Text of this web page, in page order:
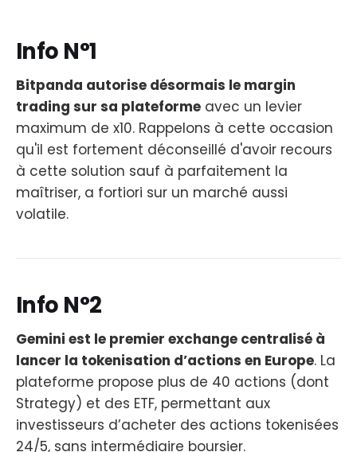
Info N°1
Bitpanda autorise désormais le margin
trading sur sa plateforme avec un levier
maximum de x10. Rappelons à cette occasion
qu'il est fortement déconseillé d'avoir recours
à cette solution sauf à parfaitement la
maîtriser, a fortiori sur un marché aussi
volatile.
Info N°2
Gemini est le premier exchange centralisé à
lancer la tokenisation d’actions en Europe. La
plateforme propose plus de 40 actions (dont
Strategy) et des ETF, permettant aux
investisseurs d’acheter des actions tokenisées
24/5, sans intermédiaire boursier.